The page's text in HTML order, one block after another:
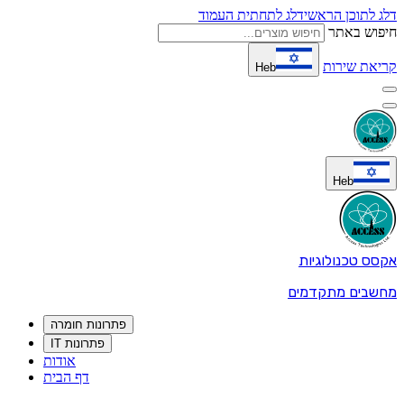
דלג לתוכן הראשידלג לתחתית העמוד
חיפוש באתר
קריאת שירות Heb
Heb
אקסס טכנולוגיות
מחשבים מתקדמים
פתרונות חומרה
פתרונות IT
אודות
דף הבית